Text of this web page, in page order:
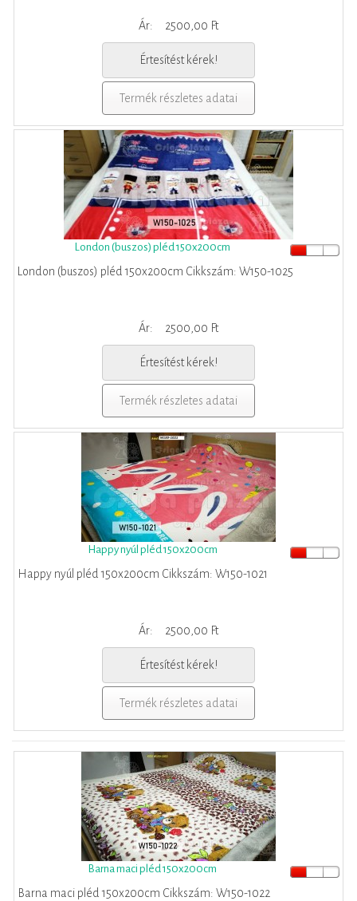
Ár: 2500,00 Ft
Értesítést kérek!
Termék részletes adatai
London (buszos) pléd 150x200cm
London (buszos) pléd 150x200cm Cikkszám: W150-1025
Ár: 2500,00 Ft
Értesítést kérek!
Termék részletes adatai
Happy nyúl pléd 150x200cm
Happy nyúl pléd 150x200cm Cikkszám: W150-1021
Ár: 2500,00 Ft
Értesítést kérek!
Termék részletes adatai
Barna maci pléd 150x200cm
Barna maci pléd 150x200cm Cikkszám: W150-1022